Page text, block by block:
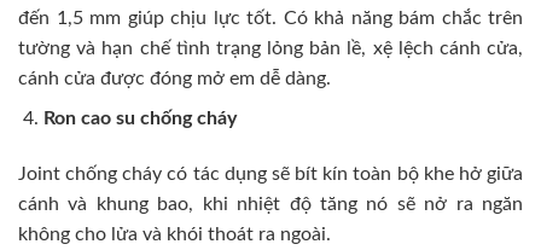
đến 1,5 mm giúp chịu lực tốt. Có khả năng bám chắc trên
tường và hạn chế tình trạng lỏng bản lề, xệ lệch cánh cửa,
cánh cửa được đóng mở em dễ dàng.
Ron cao su chống cháy
Joint chống cháy có tác dụng sẽ bít kín toàn bộ khe hở giữa
cánh và khung bao, khi nhiệt độ tăng nó sẽ nở ra ngăn
không cho lửa và khói thoát ra ngoài.